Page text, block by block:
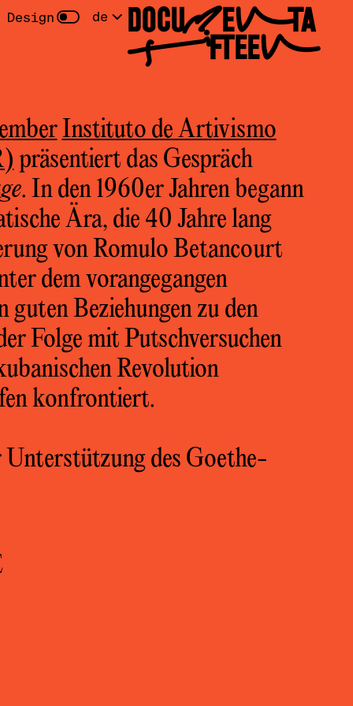
de DOCUMENTA
FIFTEEN
Instituto de Artivismo
präsentiert das Gespräch
. In den 1960er Jahren begann
Ära, die 40 Jahre lang
von Romulo Betancourt
dem vorangegangen
Beziehungen zu den
Folge mit Putschversuchen
Revolution
konfrontiert.
des Goethe-